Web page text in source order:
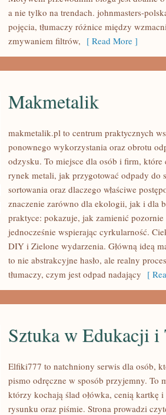
a nie tylko na trendach. johnmasters-
pojęcia, tłumaczy różnice między
zmywaniem filtrów, [ Read More ]
MAKMETALIK
Makmetalik
makmetalik.pl to centrum praktycznych
ponownego wykorzystania oraz obrotu
odzysku. To miejsce dla osób i firm, które
rynek metali, jak przygotować odpady do
sortowania oraz dlaczego właściwe
znaczenie zarówno dla ekologii, jak i dla
praktyce: pokazuje, jak zamienić
jednocześnie wspierając cyrkularność.
DIY i Zielone wydarzenia. Główną ideą
to nie abstrakcyjne hasło, ale realny
tłumaczy, czym jest odpad nadający [
Sztuka w Edukacji i
Elfiki777 to natchniony serwis dla osób,
pismo odręczne w sposób przyjemny. To
którzy kochają ślad ołówka, cenią kartkę
rysunku oraz piśmie. Strona prowadzi